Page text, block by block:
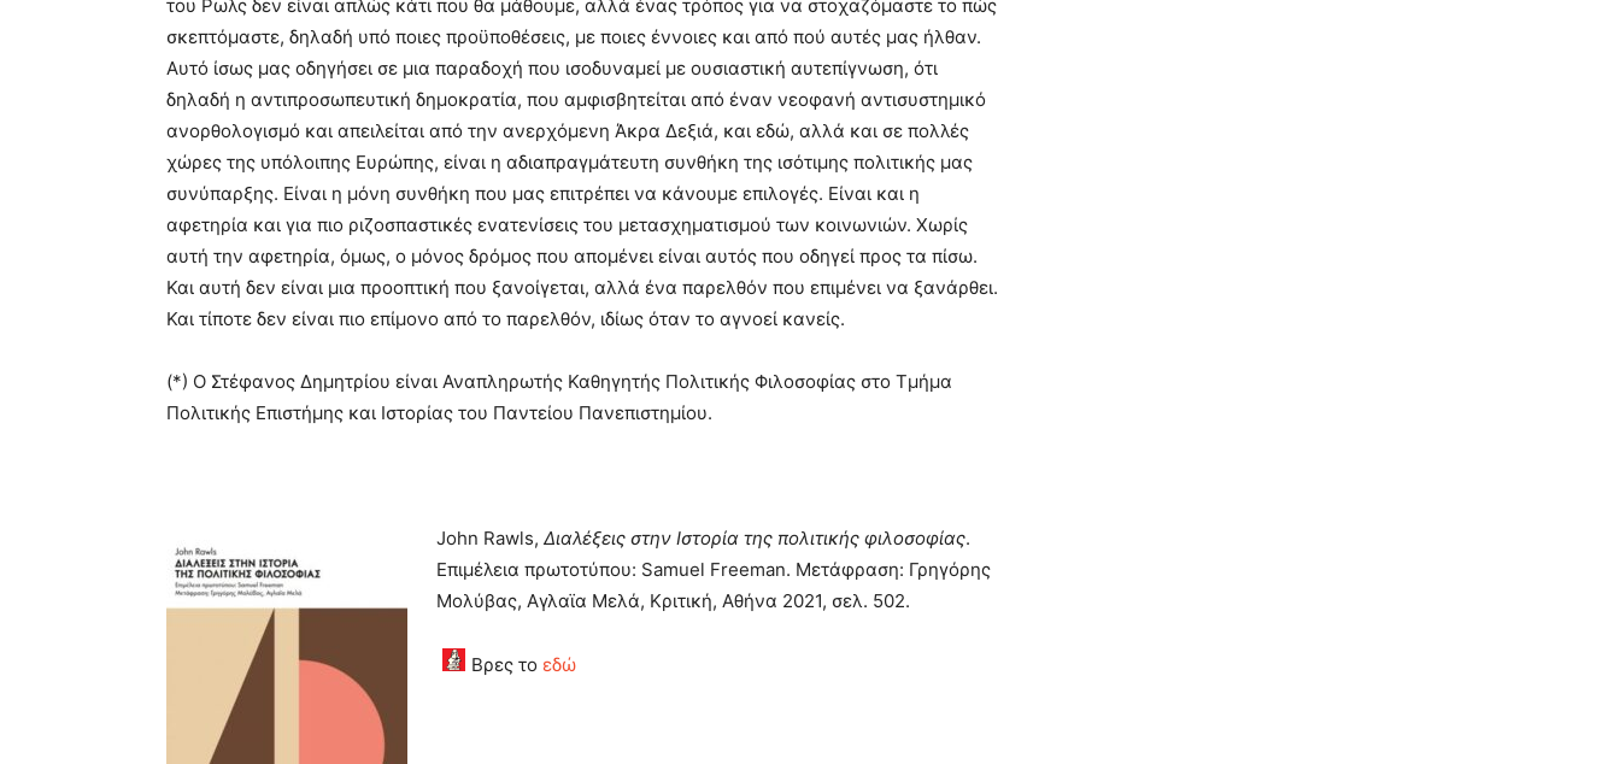
του Ρωλς δεν είναι απλώς κάτι που θα μάθουμε, αλλά ένας τρόπος για να στοχαζόμαστε το πώς
σκεπτόμαστε, δηλαδή υπό ποιες προϋποθέσεις, με ποιες έννοιες και από πού αυτές μας ήλθαν.
Αυτό ίσως μας οδηγήσει σε μια παραδοχή που ισοδυναμεί με ουσιαστική αυτεπίγνωση, ότι
δηλαδή η αντιπροσωπευτική δημοκρατία, που αμφισβητείται από έναν νεοφανή αντισυστημικό
ανορθολογισμό και απειλείται από την ανερχόμενη Άκρα Δεξιά, και εδώ, αλλά και σε πολλές
χώρες της υπόλοιπης Ευρώπης, είναι η αδιαπραγμάτευτη συνθήκη της ισότιμης πολιτικής μας
συνύπαρξης. Είναι η μόνη συνθήκη που μας επιτρέπει να κάνουμε επιλογές. Είναι και η
αφετηρία και για πιο ριζοσπαστικές ενατενίσεις του μετασχηματισμού των κοινωνιών. Χωρίς
αυτή την αφετηρία, όμως, ο μόνος δρόμος που απομένει είναι αυτός που οδηγεί προς τα πίσω.
Και αυτή δεν είναι μια προοπτική που ξανοίγεται, αλλά ένα παρελθόν που επιμένει να ξανάρθει.
Και τίποτε δεν είναι πιο επίμονο από το παρελθόν, ιδίως όταν το αγνοεί κανείς.
(*) Ο Στέφανος Δημητρίου είναι Αναπληρωτής Καθηγητής Πολιτικής Φιλοσοφίας στο Τμήμα
Πολιτικής Επιστήμης και Ιστορίας του Παντείου Πανεπιστημίου.
John Rawls, Διαλέξεις στην Ιστορία της πολιτικής φιλοσοφίας.
Επιμέλεια πρωτοτύπου: Samuel Freeman. Μετάφραση: Γρηγόρης
Μολύβας, Αγλαϊα Μελά, Κριτική, Αθήνα 2021, σελ. 502.
Βρες το εδώ